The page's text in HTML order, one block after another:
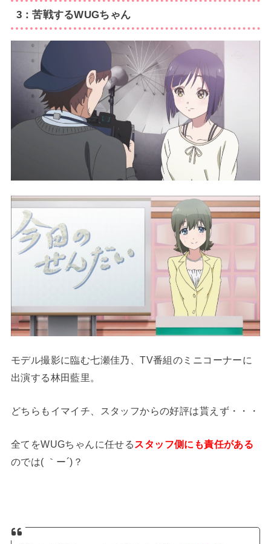
3：苦戦するWUGちゃん
モデル撮影に臨む七瀬佳乃、TV番組のミニコーナーに
出演する林田藍里。
どちらもイマイチ、スタッフからの好評は貰えず・・・
全てをWUGちゃんに任せる スタッフ側にも責任がある
のでは( ｀ー´)？